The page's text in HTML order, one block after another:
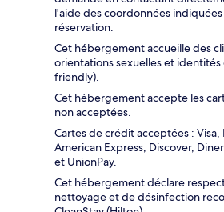
l'aide des coordonnées
réservation.
Cet hébergement accueille des
orientations sexuelles et identités
friendly).
Cet hébergement accepte les
non acceptées.
Cartes de crédit acceptées :
American Express, Discover,
et UnionPay.
Cet hébergement déclare
nettoyage et de désinfection